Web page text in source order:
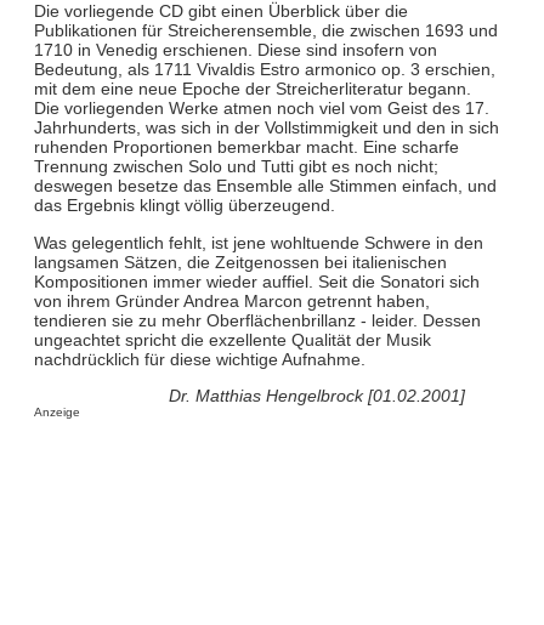
Die vorliegende CD gibt einen Überblick über die
Publikationen für Streicherensemble, die zwischen 1693 und
1710 in Venedig erschienen. Diese sind insofern von
Bedeutung, als 1711 Vivaldis Estro armonico op. 3 erschien,
mit dem eine neue Epoche der Streicherliteratur begann.
Die vorliegenden Werke atmen noch viel vom Geist des 17.
Jahrhunderts, was sich in der Vollstimmigkeit und den in sich
ruhenden Proportionen bemerkbar macht. Eine scharfe
Trennung zwischen Solo und Tutti gibt es noch nicht;
deswegen besetze das Ensemble alle Stimmen einfach, und
das Ergebnis klingt völlig überzeugend.
Was gelegentlich fehlt, ist jene wohltuende Schwere in den
langsamen Sätzen, die Zeitgenossen bei italienischen
Kompositionen immer wieder auffiel. Seit die Sonatori sich
von ihrem Gründer Andrea Marcon getrennt haben,
tendieren sie zu mehr Oberflächenbrillanz - leider. Dessen
ungeachtet spricht die exzellente Qualität der Musik
nachdrücklich für diese wichtige Aufnahme.
Dr. Matthias Hengelbrock [01.02.2001]
Anzeige